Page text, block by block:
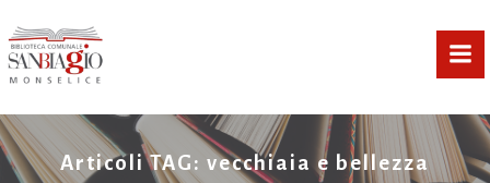
Articoli TAG: vecchiaia e bellezza